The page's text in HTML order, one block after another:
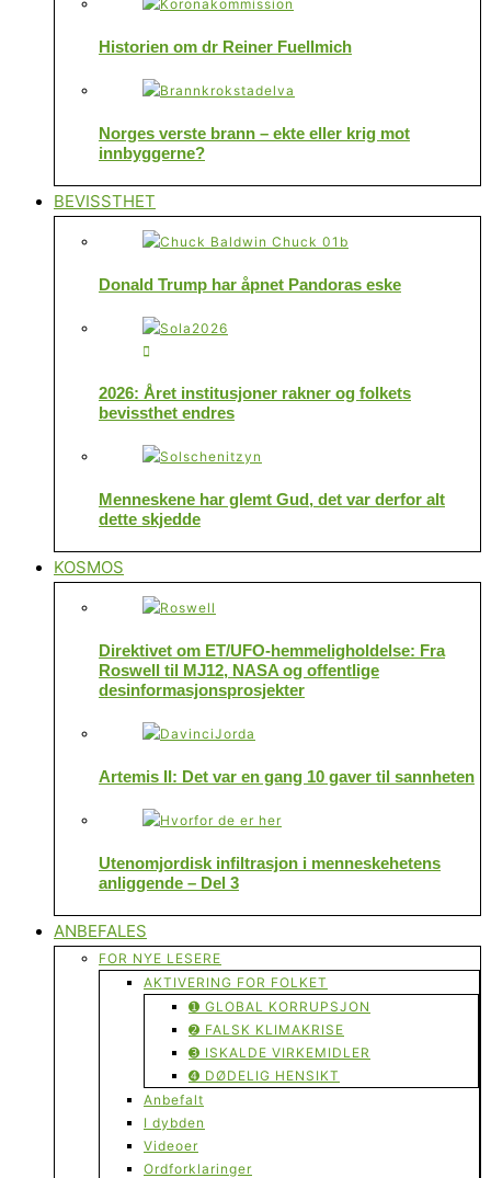
Historien om dr Reiner Fuellmich
Norges verste brann – ekte eller krig mot
innbyggerne?
BEVISSTHET
Donald Trump har åpnet Pandoras eske
2026: Året institusjoner rakner og folkets
bevissthet endres
Menneskene har glemt Gud, det var derfor alt
dette skjedde
KOSMOS
Direktivet om ET/UFO-hemmeligholdelse: Fra
Roswell til MJ12, NASA og offentlige
desinformasjonsprosjekter
Artemis II: Det var en gang 10 gaver til sannheten
Utenomjordisk infiltrasjon i menneskehetens
anliggende – Del 3
ANBEFALES
FOR NYE LESERE
AKTIVERING FOR FOLKET
➊ GLOBAL KORRUPSJON
➋ FALSK KLIMAKRISE
➌ ISKALDE VIRKEMIDLER
➍ DØDELIG HENSIKT
Anbefalt
I dybden
Videoer
Ordforklaringer